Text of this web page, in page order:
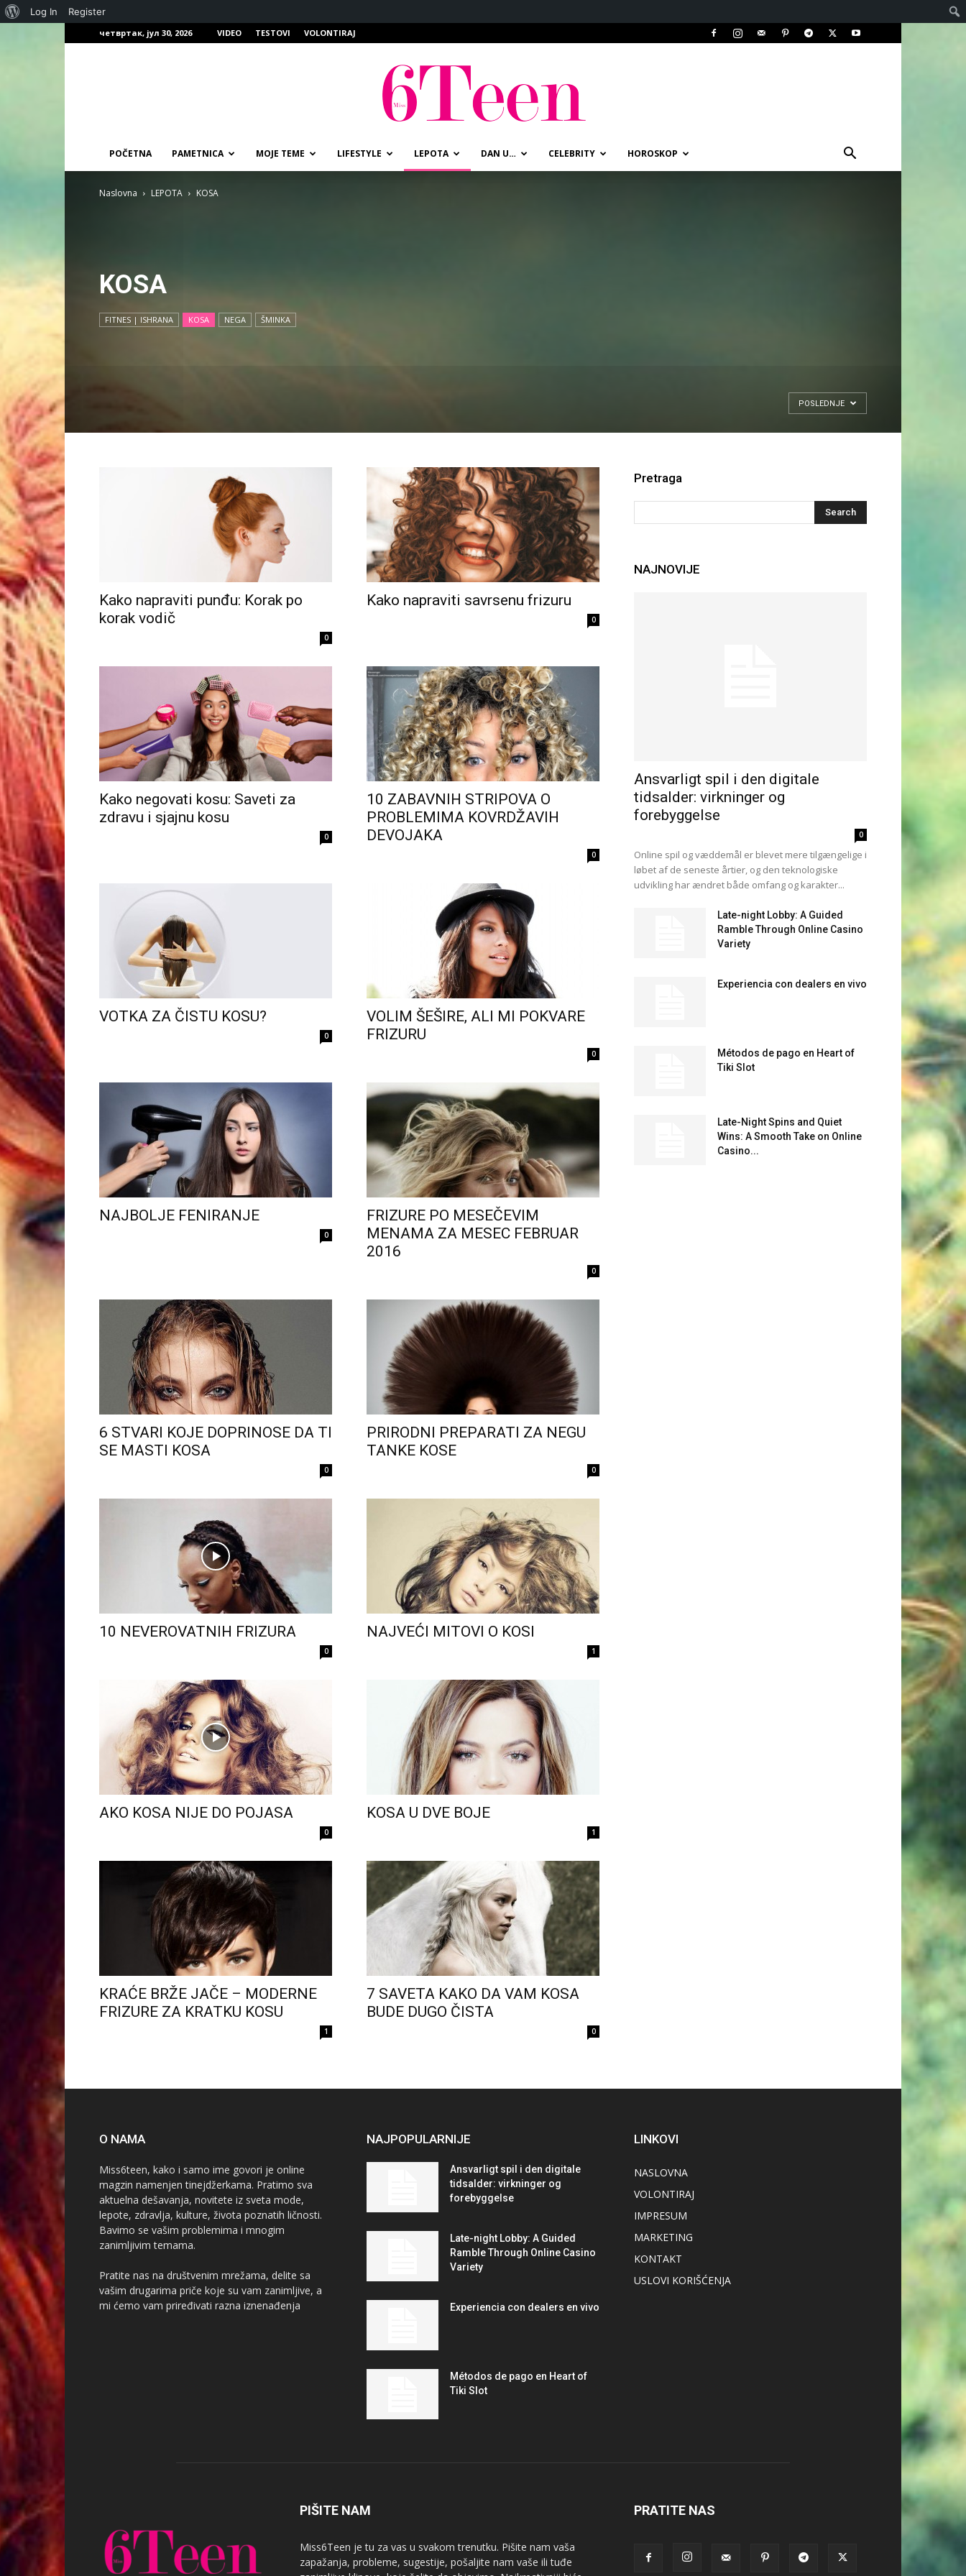
четвртак, јул 30, 2026 VIDEO TESTOVI VOLONTIRAJ
miss6teen
POČETNA PAMETNICA MOJE TEME LIFESTYLE LEPOTA DAN U… CELEBRITY HOROSKOP
Naslovna LEPOTA KOSA
KOSA
FITNES | ISHRANA KOSA NEGA ŠMINKA
POSLEDNJE
Kako napraviti punđu: Korak po
korak vodič
0
Kako napraviti savrsenu frizuru
0
Kako negovati kosu: Saveti za
zdravu i sjajnu kosu
0
10 ZABAVNIH STRIPOVA O
PROBLEMIMA KOVRDŽAVIH
DEVOJAKA
0
VOTKA ZA ČISTU KOSU?
0
VOLIM ŠEŠIRE, ALI MI POKVARE
FRIZURU
0
NAJBOLJE FENIRANJE
0
FRIZURE PO MESEČEVIM
MENAMA ZA MESEC FEBRUAR
2016
0
6 STVARI KOJE DOPRINOSE DA TI
SE MASTI KOSA
0
PRIRODNI PREPARATI ZA NEGU
TANKE KOSE
0
10 NEVEROVATNIH FRIZURA
0
NAJVEĆI MITOVI O KOSI
1
AKO KOSA NIJE DO POJASA
0
KOSA U DVE BOJE
1
KRAĆE BRŽE JAČE – MODERNE
FRIZURE ZA KRATKU KOSU
1
7 SAVETA KAKO DA VAM KOSA
BUDE DUGO ČISTA
0
Pretraga
NAJNOVIJE
Ansvarligt spil i den digitale
tidsalder: virkninger og
forebyggelse
0
Online spil og væddemål er blevet mere tilgængelige i
løbet af de seneste årtier, og den teknologiske
udvikling har ændret både omfang og karakter...
Late-night Lobby: A Guided
Ramble Through Online Casino
Variety
Experiencia con dealers en vivo
Métodos de pago en Heart of
Tiki Slot
Late-Night Spins and Quiet
Wins: A Smooth Take on Online
Casino...
O NAMA
Miss6teen, kako i samo ime govori je online
magzin namenjen tinejdžerkama. Pratimo sva
aktuelna dešavanja, novitete iz sveta mode,
lepote, zdravlja, kulture, života poznatih ličnosti.
Bavimo se vašim problemima i mnogim
zanimljivim temama.
Pratite nas na društvenim mrežama, delite sa
vašim drugarima priče koje su vam zanimljive, a
mi ćemo vam priređivati razna iznenađenja
NAJPOPULARNIJE
Ansvarligt spil i den digitale
tidsalder: virkninger og
forebyggelse
Late-night Lobby: A Guided
Ramble Through Online Casino
Variety
Experiencia con dealers en vivo
Métodos de pago en Heart of
Tiki Slot
LINKOVI
NASLOVNA
VOLONTIRAJ
IMPRESUM
MARKETING
KONTAKT
USLOVI KORIŠĆENJA
PIŠITE NAM
Miss6Teen je tu za vas u svakom trenutku. Pišite nam vaša
zapažanja, probleme, sugestije, pošaljite nam vaše ili tuđe
PRATITE NAS
Log In Register